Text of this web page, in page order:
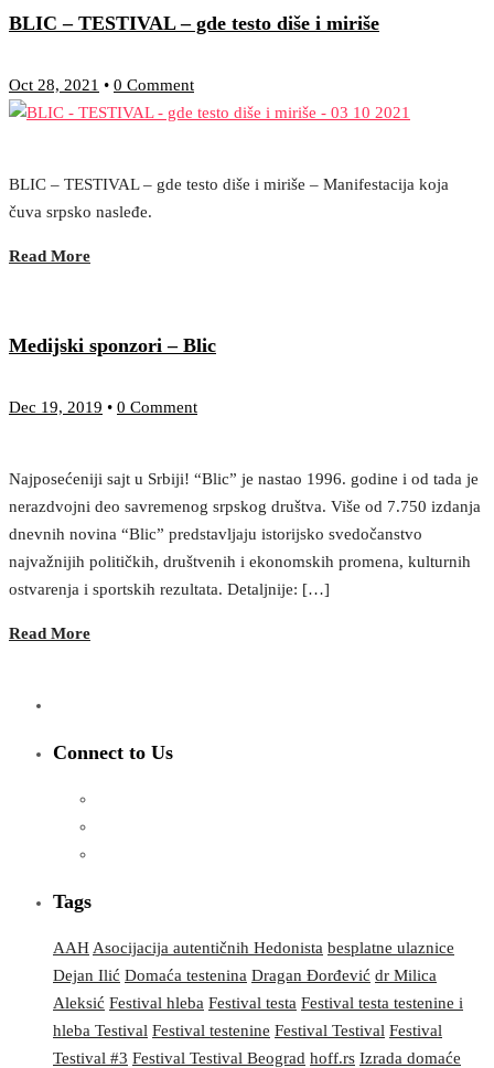
BLIC – TESTIVAL – gde testo diše i miriše
Oct 28, 2021 • 0 Comment
BLIC – TESTIVAL – gde testo diše i miriše – Manifestacija koja
čuva srpsko nasleđe.
Read More
Medijski sponzori – Blic
Dec 19, 2019 • 0 Comment
Najposećeniji sajt u Srbiji! “Blic” je nastao 1996. godine i od tada je
nerazdvojni deo savremenog srpskog društva. Više od 7.750 izdanja
dnevnih novina “Blic” predstavljaju istorijsko svedočanstvo
najvažnijih političkih, društvenih i ekonomskih promena, kulturnih
ostvarenja i sportskih rezultata. Detaljnije: […]
Read More
Connect to Us
Tags
AAH Asocijacija autentičnih Hedonista besplatne ulaznice
Dejan Ilić Domaća testenina Dragan Đorđević dr Milica
Aleksić Festival hleba Festival testa Festival testa testenine i
hleba Testival Festival testenine Festival Testival Festival
Testival #3 Festival Testival Beograd hoff.rs Izrada domaće